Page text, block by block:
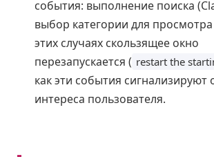
события: выполнение поиска
выбор категории для
этих случаях скользящее окно
перезапускается ( restart the
как эти события сигнализируют
интереса пользователя.